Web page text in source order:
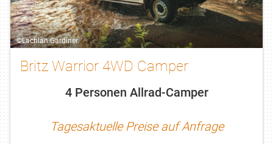
©Lachlan Gardiner
Britz Warrior 4WD Camper
4 Personen Allrad-Camper
Tagesaktuelle Preise auf Anfrage